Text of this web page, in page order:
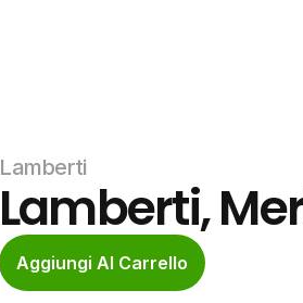
Lamberti
Lamberti,
Aggiungi Al Carrello